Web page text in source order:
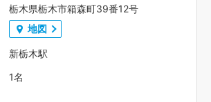
栃木県栃木市箱森町39番12号
地図
新栃木駅
1名